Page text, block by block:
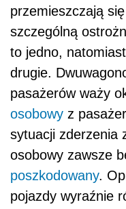
przemieszczają
szczególną
to jedno,
drugie.
pasażerów waży
osobowy z
sytuacji zderzenia
osobowy zawsze
poszkodowany.
pojazdy wyraźnie